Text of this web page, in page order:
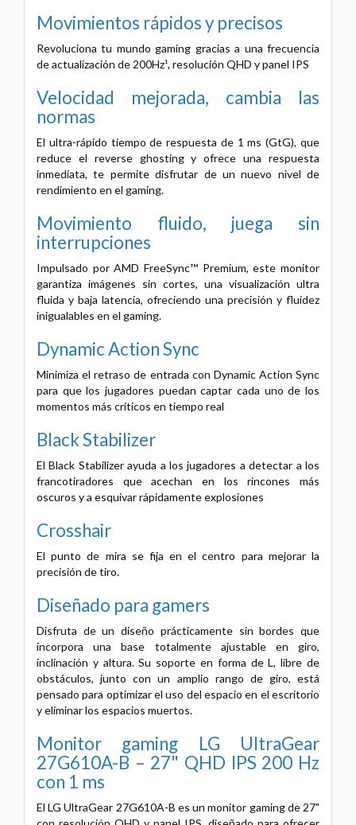
Movimientos rápidos y precisos
Revoluciona tu mundo gaming gracias a una frecuencia
de actualización de 200Hz¹, resolución QHD y panel IPS
Velocidad mejorada, cambia las
normas
El ultra-rápido tiempo de respuesta de 1 ms (GtG), que
reduce el reverse ghosting y ofrece una respuesta
inmediata, te permite disfrutar de un nuevo nivel de
rendimiento en el gaming.
Movimiento fluido, juega sin
interrupciones
Impulsado por AMD FreeSync™ Premium, este monitor
garantiza imágenes sin cortes, una visualización ultra
fluida y baja latencia, ofreciendo una precisión y fluidez
inigualables en el gaming.
Dynamic Action Sync
Minimiza el retraso de entrada con Dynamic Action Sync
para que los jugadores puedan captar cada uno de los
momentos más críticos en tiempo real
Black Stabilizer
El Black Stabilizer ayuda a los jugadores a detectar a los
francotiradores que acechan en los rincones más
oscuros y a esquivar rápidamente explosiones
Crosshair
El punto de mira se fija en el centro para mejorar la
precisión de tiro.
Diseñado para gamers
Disfruta de un diseño prácticamente sin bordes que
incorpora una base totalmente ajustable en giro,
inclinación y altura. Su soporte en forma de L, libre de
obstáculos, junto con un amplio rango de giro, está
pensado para optimizar el uso del espacio en el escritorio
y eliminar los espacios muertos.
Monitor gaming LG UltraGear
27G610A-B – 27" QHD IPS 200 Hz
con 1 ms
El LG UltraGear 27G610A-B es un monitor gaming de 27"